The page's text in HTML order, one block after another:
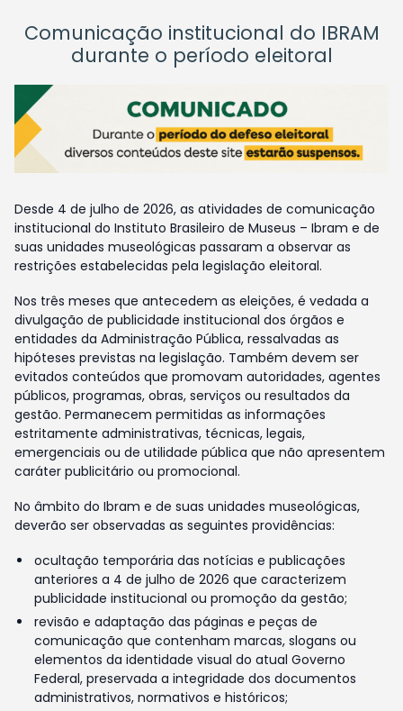
Comunicação institucional do IBRAM
durante o período eleitoral
Desde 4 de julho de 2026, as atividades de comunicação
institucional do Instituto Brasileiro de Museus – Ibram e de
suas unidades museológicas passaram a observar as
restrições estabelecidas pela legislação eleitoral.
Nos três meses que antecedem as eleições, é vedada a
divulgação de publicidade institucional dos órgãos e
entidades da Administração Pública, ressalvadas as
hipóteses previstas na legislação. Também devem ser
evitados conteúdos que promovam autoridades, agentes
públicos, programas, obras, serviços ou resultados da
gestão. Permanecem permitidas as informações
estritamente administrativas, técnicas, legais,
emergenciais ou de utilidade pública que não apresentem
caráter publicitário ou promocional.
No âmbito do Ibram e de suas unidades museológicas,
deverão ser observadas as seguintes providências:
ocultação temporária das notícias e publicações
anteriores a 4 de julho de 2026 que caracterizem
publicidade institucional ou promoção da gestão;
revisão e adaptação das páginas e peças de
comunicação que contenham marcas, slogans ou
elementos da identidade visual do atual Governo
Federal, preservada a integridade dos documentos
administrativos, normativos e históricos;